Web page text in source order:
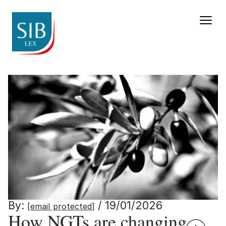
How NGTs are
By: [email protected] / 19/01/2026
How NGTs are changing